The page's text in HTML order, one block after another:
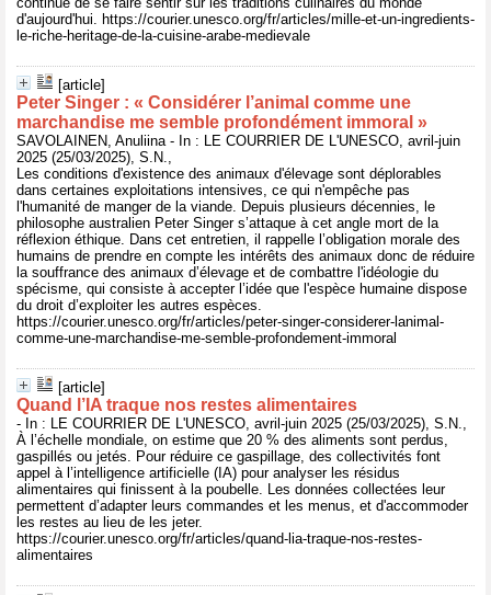
d'aujourd'hui. https://courier.unesco.org/fr/articles/mille-et-un-ingredients-
le-riche-heritage-de-la-cuisine-arabe-medievale
[article]
Peter Singer : « Considérer l’animal comme une
marchandise me semble profondément immoral »
SAVOLAINEN, Anuliina - In : LE COURRIER DE L'UNESCO, avril-juin
2025 (25/03/2025), S.N.,
Les conditions d'existence des animaux d'élevage sont déplorables
dans certaines exploitations intensives, ce qui n'empêche pas
l'humanité de manger de la viande. Depuis plusieurs décennies, le
philosophe australien Peter Singer s’attaque à cet angle mort de la
réflexion éthique. Dans cet entretien, il rappelle l’obligation morale des
humains de prendre en compte les intérêts des animaux donc de réduire
la souffrance des animaux d’élevage et de combattre l'idéologie du
spécisme, qui consiste à accepter l’idée que l'espèce humaine dispose
du droit d’exploiter les autres espèces.
https://courier.unesco.org/fr/articles/peter-singer-considerer-lanimal-
comme-une-marchandise-me-semble-profondement-immoral
[article]
Quand l’IA traque nos restes alimentaires
- In : LE COURRIER DE L'UNESCO, avril-juin 2025 (25/03/2025), S.N.,
À l’échelle mondiale, on estime que 20 % des aliments sont perdus,
gaspillés ou jetés. Pour réduire ce gaspillage, des collectivités font
appel à l’intelligence artificielle (IA) pour analyser les résidus
alimentaires qui finissent à la poubelle. Les données collectées leur
permettent d’adapter leurs commandes et les menus, et d'accommoder
les restes au lieu de les jeter.
https://courier.unesco.org/fr/articles/quand-lia-traque-nos-restes-
alimentaires